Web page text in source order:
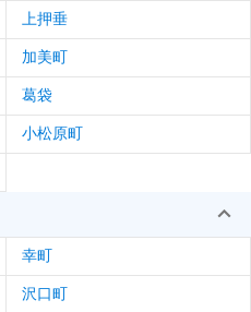
上押垂
加美町
葛袋
小松原町
幸町
沢口町